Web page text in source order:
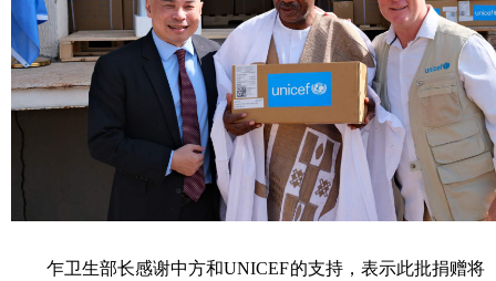
乍卫生部长感谢中方和UNICEF的支持，表示此批捐赠将